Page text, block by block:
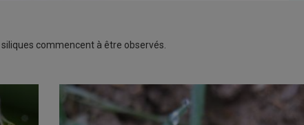
commencent à être observés.